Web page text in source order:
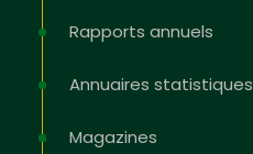
Rapports annuels
Annuaires statistiques
Magazines